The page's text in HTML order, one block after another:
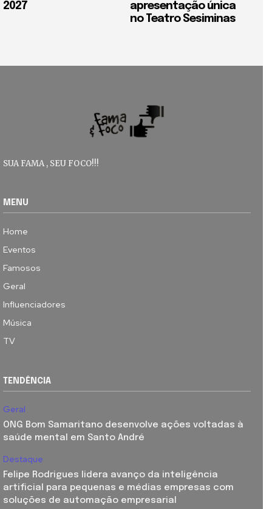
2027
apresentação única
no Teatro Sesiminas
SUA FAMA , SEU FOCO!!!
MENU
Home
Eventos
Famosos
Geral
Influenciadores
Música
TV
TENDÊNCIA
Geral
ONG Bom Samaritano desenvolve ações voltadas à
saúde mental em Santo André
Destaque
Felipe Rodrigues lidera avanço da inteligência
artificial para pequenas e médias empresas com
soluções de automação empresarial